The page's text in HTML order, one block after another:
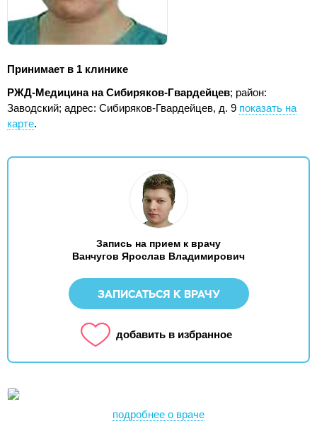
Принимает в 1 клинике
РЖД-Медицина на Сибиряков-Гвардейцев; район:
Заводский; адрес: Сибиряков-Гвардейцев, д. 9 показать на
карте.
Запись на прием к врачу
Ванчугов Ярослав Владимирович
ЗАПИСАТЬСЯ К ВРАЧУ
добавить в избранное
подробнее о враче